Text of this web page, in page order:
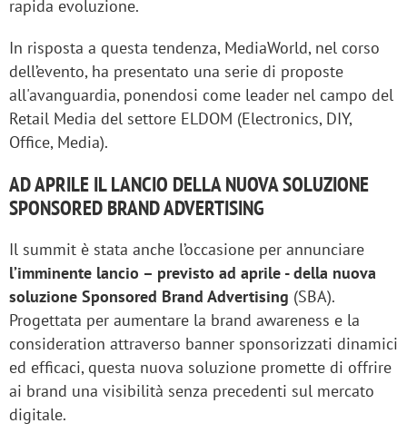
rapida evoluzione.
In risposta a questa tendenza, MediaWorld, nel corso
dell’evento, ha presentato una serie di proposte
all'avanguardia, ponendosi come leader nel campo del
Retail Media del settore ELDOM (Electronics, DIY,
Office, Media).
AD APRILE IL LANCIO DELLA NUOVA SOLUZIONE
SPONSORED BRAND ADVERTISING
Il summit è stata anche l’occasione per annunciare
l’imminente lancio – previsto ad aprile - della nuova
soluzione Sponsored Brand Advertising (SBA).
Progettata per aumentare la brand awareness e la
consideration attraverso banner sponsorizzati dinamici
ed efficaci, questa nuova soluzione promette di offrire
ai brand una visibilità senza precedenti sul mercato
digitale.